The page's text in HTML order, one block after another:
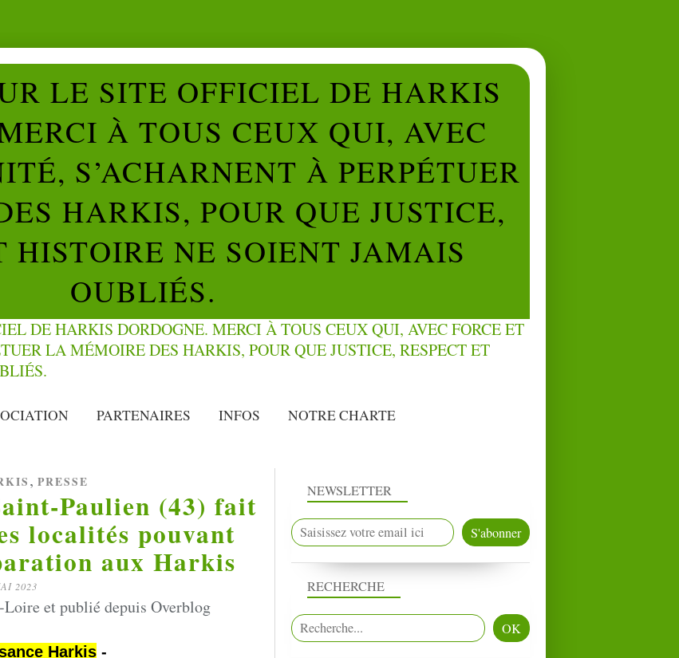
LE SITE OFFICIEL DE HARKIS
À TOUS CEUX QUI, AVEC
S’ACHARNENT À PERPÉTUER
HARKIS, POUR QUE JUSTICE,
HISTOIRE NE SOIENT JAMAIS
OUBLIÉS.
PARTENAIRES INFOS NOTRE CHARTE
, PRESSE
Paulien (43) fait
localités pouvant
aux Harkis
2023
et publié depuis Overblog
Harkis-
NEWSLETTER
RECHERCHE